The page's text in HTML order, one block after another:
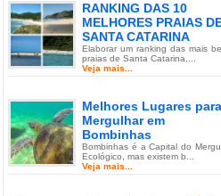
RANKING DAS 10
MELHORES PRAIAS
SANTA CATARINA
Elaborar um ranking das mais
praias de Santa Catarina,...
Veja mais...
Melhores Lugares para
Mergulhar em
Bombinhas
Bombinhas é a Capital do
Ecológico, mas existem b...
Veja mais...